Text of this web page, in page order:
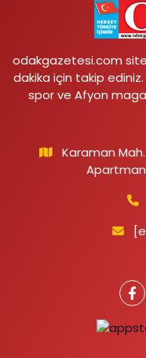
odakgazetesi.com
dakika için takip
spor ve Afyon
Karaman